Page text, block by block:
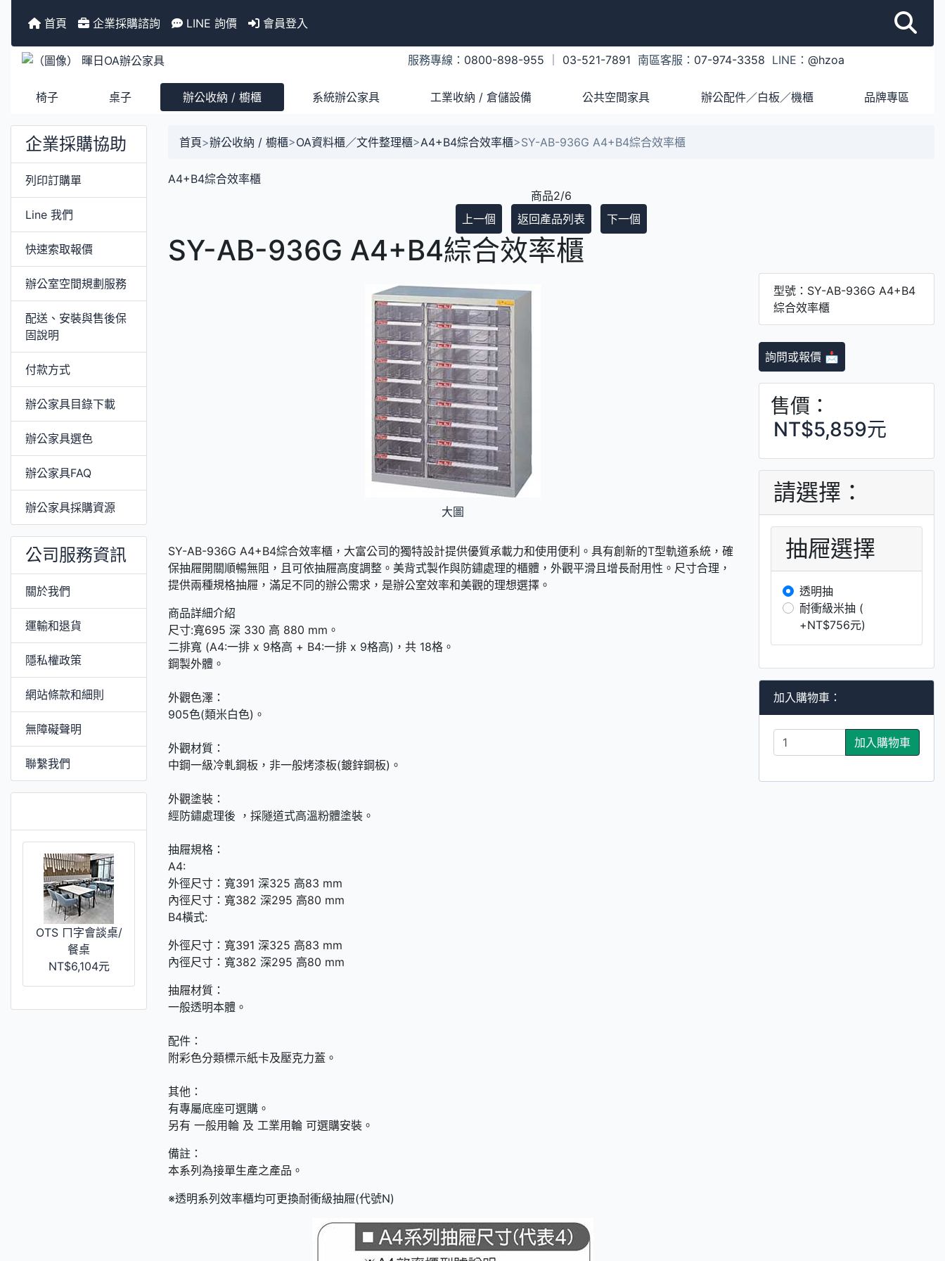
首頁 企業採購諮詢 LINE 詢價 會員登入
服務專線： 0800-898-955 03-521-7891 南區客服： 07-974-3358 LINE：@hzoa
椅子 桌子 辦公收納 / 櫥櫃 系統辦公家具 工業收納 / 倉儲設備 公共空間家具 辦公配件／白板／機櫃 品牌專區
企業採購協助
列印訂購單
Line 我們
快速索取報價
辦公室空間規劃服務
配送、安裝與售後保
固說明
付款方式
辦公家具目錄下載
辦公家具選色
辦公家具FAQ
辦公家具採購資源
公司服務資訊
關於我們
運輸和退貨
隱私權政策
網站條款和細則
無障礙聲明
聯繫我們
OTS ㄇ字會談桌/
餐桌
NT$6,104元
首頁>辦公收納 / 櫥櫃>OA資料櫃／文件整理櫃>A4+B4綜合效率櫃>SY-AB-936G A4+B4綜合效率櫃
A4+B4綜合效率櫃
商品2/6
上一個
返回產品列表 下一個
SY-AB-936G A4+B4綜合效率櫃
大圖
SY-AB-936G A4+B4綜合效率櫃，大富公司的獨特設計提供優質承載力和使用便利。具有創新的T型軌道系統，確
保抽屜開關順暢無阻，且可依抽屜高度調整。美背式製作與防鏽處理的櫃體，外觀平滑且增長耐用性。尺寸合理，
提供兩種規格抽屜，滿足不同的辦公需求，是辦公室效率和美觀的理想選擇。
商品詳細介紹
尺寸:寬695 深 330 高 880 mm。
二排寬 (A4:一排 x 9格高 + B4:一排 x 9格高)，共 18格。
鋼製外體。
外觀色澤：
905色(類米白色)。
外觀材質：
中鋼一級冷軋鋼板，非一般烤漆板(鍍鋅鋼板)。
外觀塗裝：
經防鏽處理後 ，採隧道式高溫粉體塗裝。
抽屜規格：
A4:
外徑尺寸：寬391 深325 高83 mm
內徑尺寸：寬382 深295 高80 mm
B4橫式:
外徑尺寸：寬391 深325 高83 mm
內徑尺寸：寬382 深295 高80 mm
抽屜材質：
一般透明本體。
配件：
附彩色分類標示紙卡及壓克力蓋。
其他：
有專屬底座可選購。
另有 一般用輪 及 工業用輪 可選購安裝。
備註：
本系列為接單生產之產品。
※透明系列效率櫃均可更換耐衝級抽屜(代號N)
型號：SY-AB-936G A4+B4
綜合效率櫃
詢問或報價 📩
售價：
NT$5,859元
請選擇：
抽屜選擇
透明抽
耐衝級米抽 (
+NT$756元)
加入購物車：
加入購物車